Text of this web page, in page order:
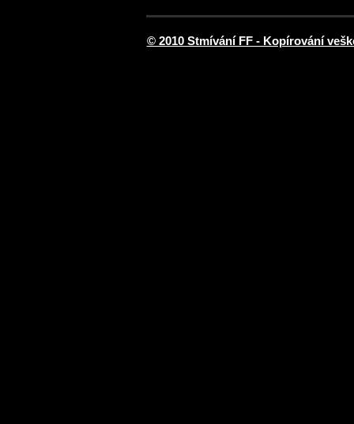
© 2010 Stmívání FF - Kopírování